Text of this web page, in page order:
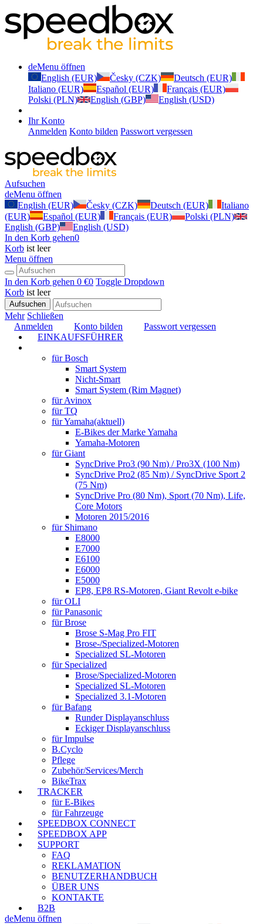
deMenu öffnen
English (EUR)
Česky (CZK)
Deutsch (EUR)
Italiano (EUR)
Español (EUR)
Français (EUR)
Polski (PLN)
English (GBP) English (USD)
Ihr Konto
Anmelden Konto bilden Passwort vergessen
Aufsuchen
deMenu öffnen
English (EUR)
Česky (CZK) Deutsch (EUR)
Italiano
(EUR)
Español (EUR) Français (EUR)
Polski (PLN)
English (GBP)
English (USD)
In den Korb gehen0
Korb ist leer
Menu öffnen
In den Korb gehen 0 €0 Toggle Dropdown
Korb ist leer
Aufsuchen
Mehr Schließen
Anmelden
Konto bilden
Passwort vergessen
EINKAUFSFÜHRER
für Bosch
Smart System
Nicht-Smart
Smart System (Rim Magnet)
für Avinox
für TQ
für Yamaha(aktuell)
E-Bikes der Marke Yamaha
Yamaha-Motoren
für Giant
SyncDrive Pro3 (90 Nm) / Pro3X (100 Nm)
SyncDrive Pro2 (85 Nm) / SyncDrive Sport 2
(75 Nm)
SyncDrive Pro (80 Nm), Sport (70 Nm), Life,
Core Motors
Motoren 2015/2016
für Shimano
E8000
E7000
E6100
E6000
E5000
EP8, EP8 RS-Motoren, Giant Revolt e-bike
für OLI
für Panasonic
für Brose
Brose S-Mag Pro FIT
Brose-/Specialized-Motoren
Specialized SL-Motoren
für Specialized
Brose/Specialized-Motoren
Specialized SL-Motoren
Specialized 3.1-Motoren
für Bafang
Runder Displayanschluss
Eckiger Displayanschluss
für Impulse
B.Cyclo
Pflege
Zubehör/Services/Merch
BikeTrax
TRACKER
für E-Bikes
für Fahrzeuge
SPEEDBOX CONNECT
SPEEDBOX APP
SUPPORT
FAQ
REKLAMATION
BENUTZERHANDBUCH
ÜBER UNS
KONTAKTE
B2B
deMenu öffnen